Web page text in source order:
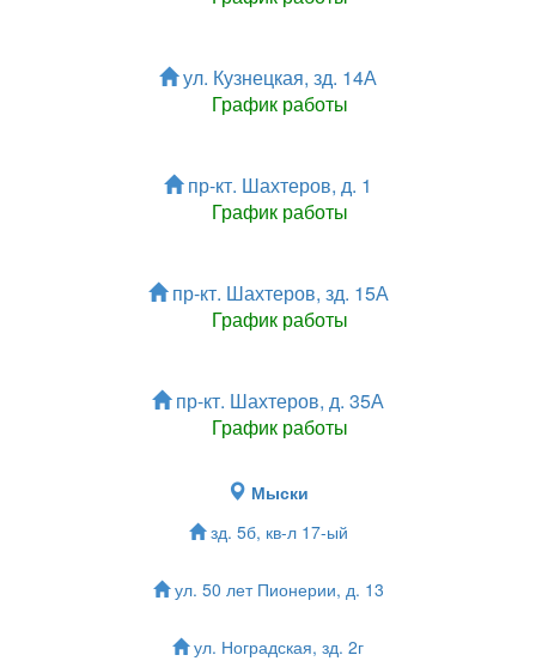
ул. Кузнецкая, зд. 14А
График работы
пр-кт. Шахтеров, д. 1
График работы
пр-кт. Шахтеров, зд. 15А
График работы
пр-кт. Шахтеров, д. 35А
График работы
Мыски
зд. 5б, кв-л 17-ый
ул. 50 лет Пионерии, д. 13
ул. Ноградская, зд. 2г